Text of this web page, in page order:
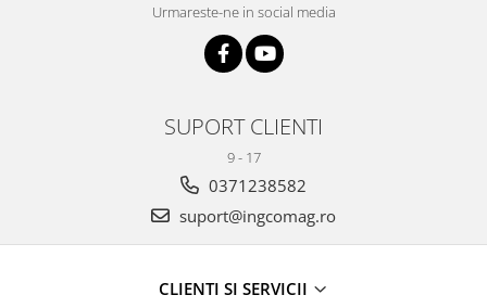
Urmareste-ne in social media
SUPORT CLIENTI
9 - 17
0371238582
suport@ingcomag.ro
CLIENTI SI SERVICII